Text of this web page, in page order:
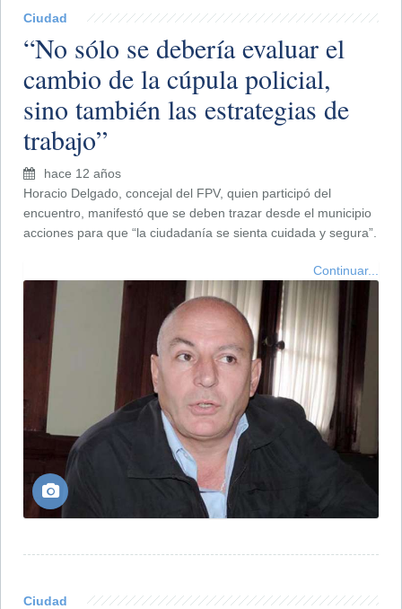
Ciudad
“No sólo se debería evaluar el
cambio de la cúpula policial,
sino también las estrategias de
trabajo”
hace 12 años
Horacio Delgado, concejal del FPV, quien participó del
encuentro, manifestó que se deben trazar desde el municipio
acciones para que “la ciudadanía se sienta cuidada y segura”.
Continuar...
Ciudad